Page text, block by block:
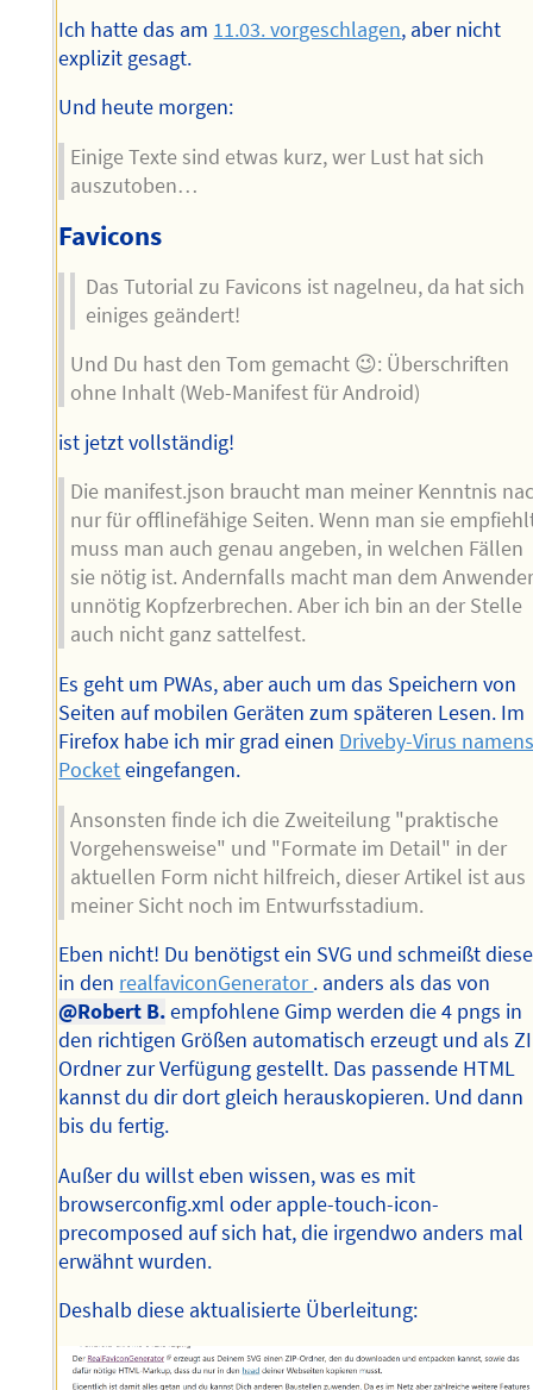
Ich hatte das am 11.03. vorgeschlagen, aber nicht
explizit gesagt.
Und heute morgen:
Einige Texte sind etwas kurz, wer Lust hat sich
auszutoben…
Favicons
Das Tutorial zu Favicons ist nagelneu, da hat sich
einiges geändert!
Und Du hast den Tom gemacht 😉: Überschriften
ohne Inhalt (Web-Manifest für Android)
ist jetzt vollständig!
Die manifest.json braucht man meiner Kenntnis
nur für offlinefähige Seiten. Wenn man sie
muss man auch genau angeben, in welchen Fällen
sie nötig ist. Andernfalls macht man dem
unnötig Kopfzerbrechen. Aber ich bin an der Stelle
auch nicht ganz sattelfest.
Es geht um PWAs, aber auch um das Speichern von
Seiten auf mobilen Geräten zum späteren Lesen. Im
Firefox habe ich mir grad einen Driveby-Virus
Pocketeingefangen.
Ansonsten finde ich die Zweiteilung "praktische
Vorgehensweise" und "Formate im Detail" in der
aktuellen Form nicht hilfreich, dieser Artikel ist aus
meiner Sicht noch im Entwurfsstadium.
Eben nicht! Du benötigst ein SVG und schmeißt diese
in den realfaviconGenerator. anders als das von
@Robert B.empfohlene Gimp werden die 4 pngs in
den richtigen Größen automatisch erzeugt und als
Ordner zur Verfügung gestellt. Das passende HTML
kannst du dir dort gleich herauskopieren. Und dann
bis du fertig.
Außer du willst eben wissen, was es mit
browserconfig.xml oder apple-touch-icon-
precomposed auf sich hat, die irgendwo anders mal
erwähnt wurden.
Deshalb diese aktualisierte Überleitung: